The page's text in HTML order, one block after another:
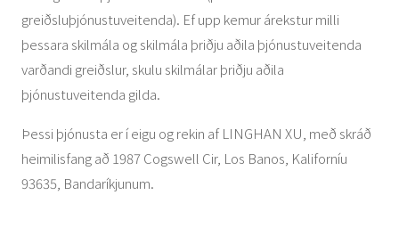
greiðsluþjónustuveitenda). Ef upp kemur árekstur milli
þessara skilmála og skilmála þriðju aðila þjónustuveitenda
varðandi greiðslur, skulu skilmálar þriðju aðila
þjónustuveitenda gilda.
Þessi þjónusta er í eigu og rekin af LINGHAN XU, með skráð
heimilisfang að 1987 Cogswell Cir, Los Banos, Kaliforníu
93635, Bandaríkjunum.